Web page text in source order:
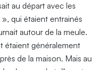
au départ avec les
qui étaient entrainés
autour de la meule.
étaient généralement
de la maison. Mais au